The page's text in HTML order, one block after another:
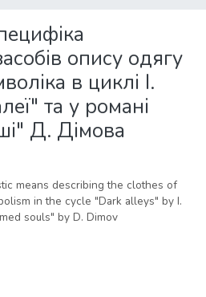
опису одягу
в циклі І.
та у романі
Д. Дімова
means describing the clothes of
in the cycle "Dark alleys" by I.
souls" by D. Dimov